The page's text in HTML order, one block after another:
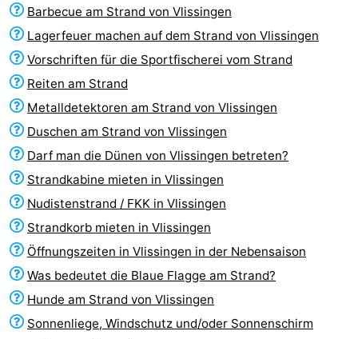
Barbecue am Strand von Vlissingen
Lagerfeuer machen auf dem Strand von Vlissingen
Vorschriften für die Sportfischerei vom Strand
Reiten am Strand
Metalldetektoren am Strand von Vlissingen
Duschen am Strand von Vlissingen
Darf man die Dünen von Vlissingen betreten?
Strandkabine mieten in Vlissingen
Nudistenstrand / FKK in Vlissingen
Strandkorb mieten in Vlissingen
Öffnungszeiten in Vlissingen in der Nebensaison
Was bedeutet die Blaue Flagge am Strand?
Hunde am Strand von Vlissingen
Sonnenliege, Windschutz und/oder Sonnenschirm